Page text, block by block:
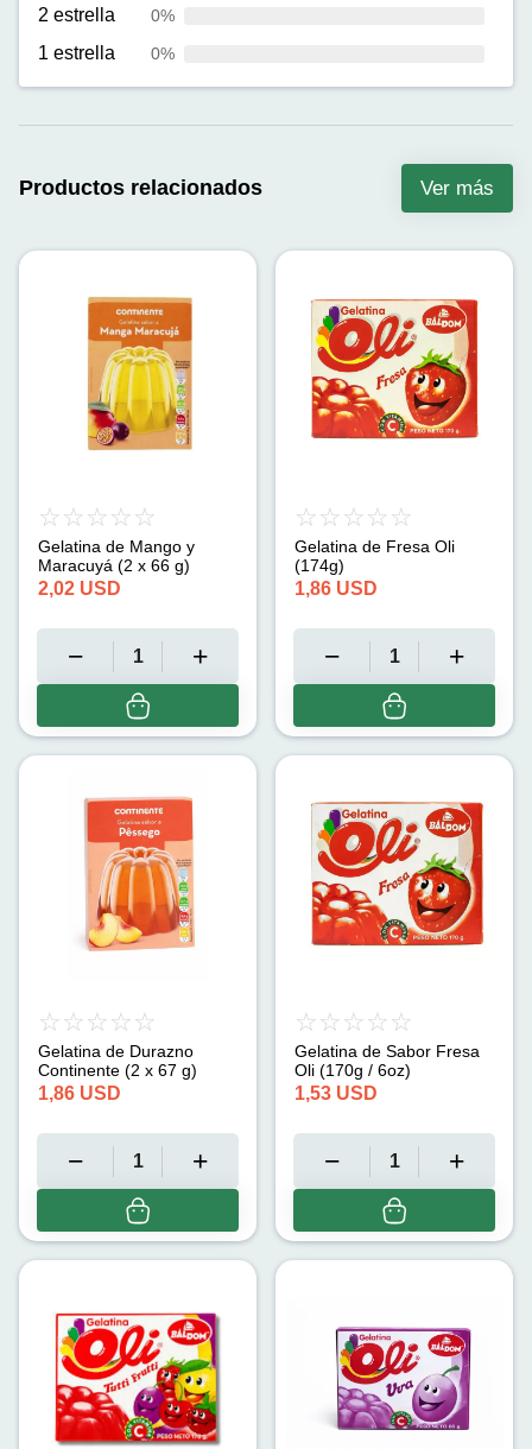
2 estrella 0%
1 estrella 0%
Productos relacionados Ver más
Gelatina de Mango y
Maracuyá (2 x 66 g)
2,02 USD
Gelatina de Fresa Oli
(174g)
1,86 USD
Gelatina de Durazno
Continente (2 x 67 g)
1,86 USD
Gelatina de Sabor Fresa
Oli (170g / 6oz)
1,53 USD